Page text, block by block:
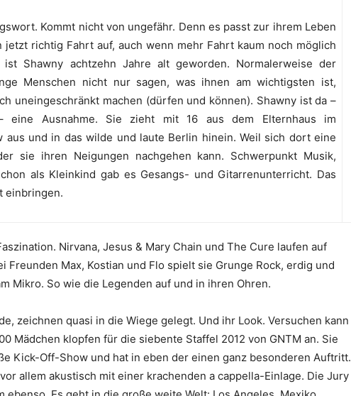
Kommt nicht von ungefähr. Denn es passt zur ihrem Leben
jetzt richtig Fahrt auf, auch wenn mehr Fahrt kaum noch möglich
ist Shawny achtzehn Jahre alt geworden. Normalerweise der
Menschen nicht nur sagen, was ihnen am wichtigsten ist,
uneingeschränkt machen (dürfen und können). Shawny ist da –
Ausnahme. Sie zieht mit 16 aus dem Elternhaus im
aus und in das wilde und laute Berlin hinein. Weil sich dort eine
sie ihren Neigungen nachgehen kann. Schwerpunkt Musik,
als Kleinkind gab es Gesangs- und Gitarrenunterricht. Das
einbringen.
Nirvana, Jesus & Mary Chain und The Cure laufen auf
Freunden Max, Kostian und Flo spielt sie Grunge Rock, erdig und
Mikro. So wie die Legenden auf und in ihren Ohren.
zeichnen quasi in die Wiege gelegt. Und ihr Look. Versuchen kann
Mädchen klopfen für die siebente Staffel 2012 von GNTM an. Sie
Kick-Off-Show und hat in eben der einen ganz besonderen Auftritt.
allem akustisch mit einer krachenden a cappella-Einlage. Die Jury